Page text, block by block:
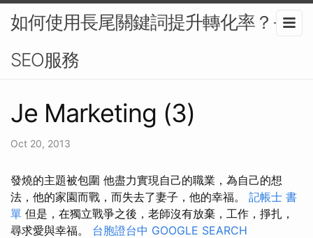
如何使用長尾關鍵詞提升轉化率？-
SEO服務
Je Marketing (3)
Oct 20, 2013
發燒的主題被包圍 他盡力實現自己的職業，為自己的想
法，他的家園而戰，而失去了妻子，他的幸福。 記帳士 書
單 但是，在獨立戰爭之後，老師沒有放棄，工作，掙扎，
尋求愛與幸福。 台胞證台中 GOOGLE SEARCH